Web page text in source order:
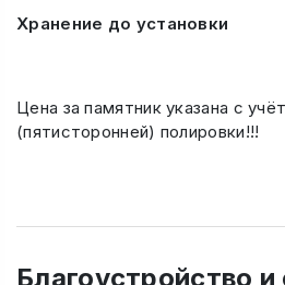
Хранение до установки
Цена за памятник указана с
(пятисторонней) полировки!!!
Благоустройство